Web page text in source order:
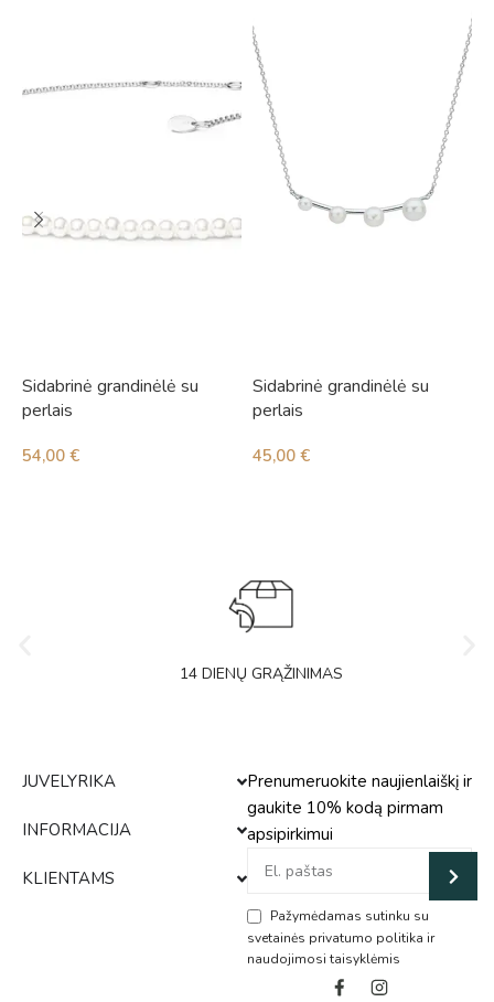
Sidabrinė grandinėlė su
perlais
54,00 €
Sidabrinė grandinėlė su
perlais
45,00 €
14 DIENŲ GRĄŽINIMAS
JUVELYRIKA
INFORMACIJA
KLIENTAMS
Prenumeruokite naujienlaiškį ir
gaukite 10% kodą pirmam
apsipirkimui
Pažymėdamas sutinku su
svetainės privatumo politika ir
naudojimosi taisyklėmis
Alternative: